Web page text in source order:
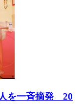
を一斉摘発 20